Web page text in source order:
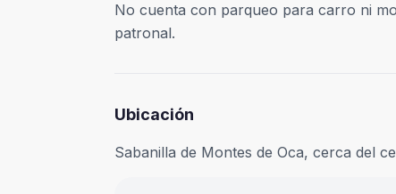
No cuenta con parqueo para carro ni
patronal.
Ubicación
Sabanilla de Montes de Oca, cerca del